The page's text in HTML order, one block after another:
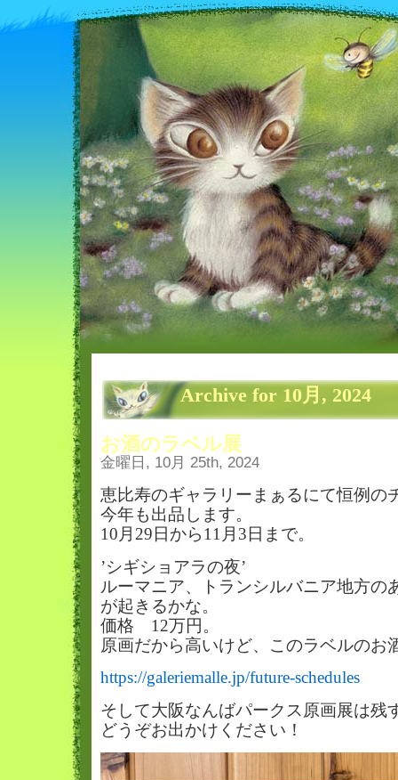
Archive for 10月, 2024
お酒のラベル展
金曜日, 10月 25th, 2024
恵比寿のギャラリーまぁるにて恒例の
今年も出品します。
10月29日から11月3日まで。
’シギショアラの夜’
ルーマニア、トランシルバニア地方の
が起きるかな。
価格 12万円。
原画だから高いけど、このラベルのお
https://galeriemalle.jp/future-schedules
そして大阪なんばパークス原画展は残
どうぞお出かけください！